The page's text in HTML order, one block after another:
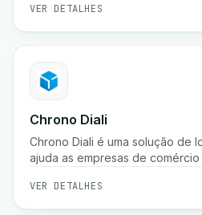
rastreamento em tempo real e
armazenamento.
VER DETALHES
Chrono Diali
Chrono Diali é uma solução de
ajuda as empresas de
real e otimizar seus processos
facilidade.
VER DETALHES